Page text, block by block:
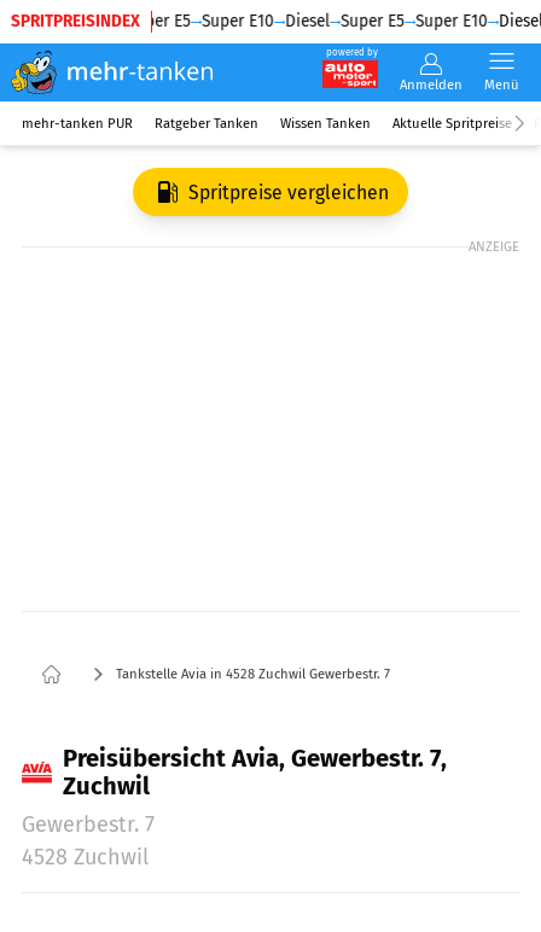
SPRITPREISINDEX
Diesel Super E5 Super E10 Diesel Super E5 Super E10 Diesel
powered by
Anmelden Menü
mehr-tanken PUR Ratgeber Tanken Wissen Tanken Aktuelle Spritpreise
Spritpreise vergleichen
ANZEIGE
Tankstelle Avia in 4528 Zuchwil Gewerbestr. 7
Preisübersicht Avia, Gewerbestr. 7,
Zuchwil
Gewerbestr. 7
4528 Zuchwil